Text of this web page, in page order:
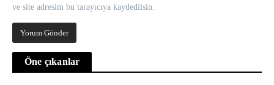
ve site adresim bu tarayıcıya kaydedilsin.
Öne çıkanlar